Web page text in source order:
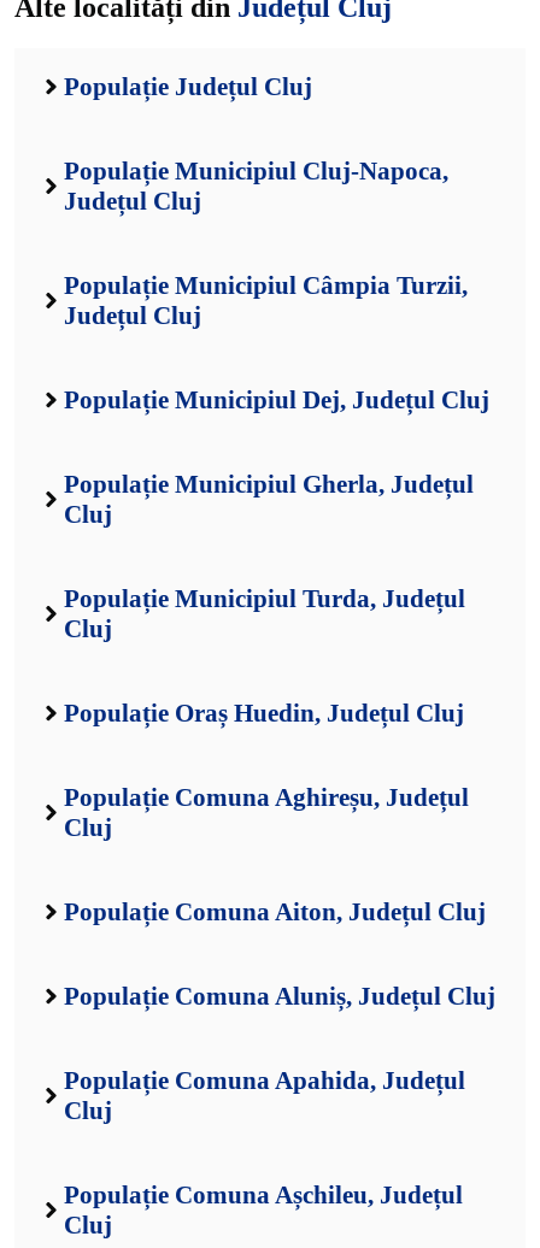
Alte localități din Județul Cluj
Populație Județul Cluj
Populație Municipiul Cluj-Napoca,
Județul Cluj
Populație Municipiul Câmpia Turzii,
Județul Cluj
Populație Municipiul Dej, Județul Cluj
Populație Municipiul Gherla, Județul
Cluj
Populație Municipiul Turda, Județul
Cluj
Populație Oraș Huedin, Județul Cluj
Populație Comuna Aghireșu, Județul
Cluj
Populație Comuna Aiton, Județul Cluj
Populație Comuna Aluniș, Județul Cluj
Populație Comuna Apahida, Județul
Cluj
Populație Comuna Așchileu, Județul
Cluj